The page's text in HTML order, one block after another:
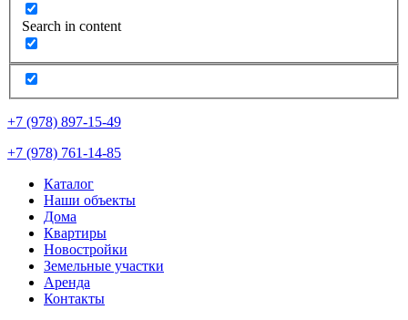
Search in content
+7 (978) 897-15-49
+7 (978) 761-14-85
Каталог
Наши объекты
Дома
Квартиры
Новостройки
Земельные участки
Аренда
Контакты